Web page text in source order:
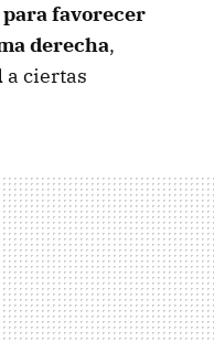
favorecer
derecha,
ciertas